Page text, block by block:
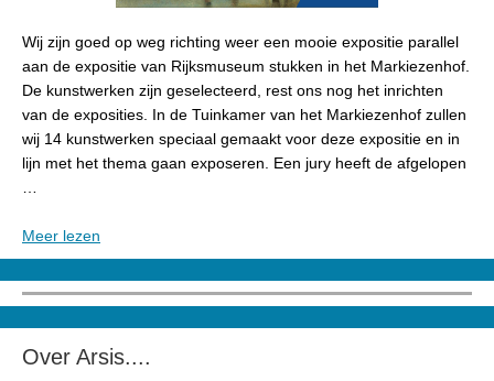
Wij zijn goed op weg richting weer een mooie expositie parallel
aan de expositie van Rijksmuseum stukken in het Markiezenhof.
De kunstwerken zijn geselecteerd, rest ons nog het inrichten
van de exposities. In de Tuinkamer van het Markiezenhof zullen
wij 14 kunstwerken speciaal gemaakt voor deze expositie en in
lijn met het thema gaan exposeren. Een jury heeft de afgelopen
Meer lezen
Over Arsis....